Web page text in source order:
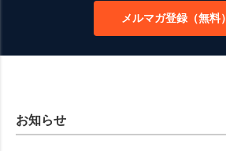
メルマガ登録（無料）
お知らせ